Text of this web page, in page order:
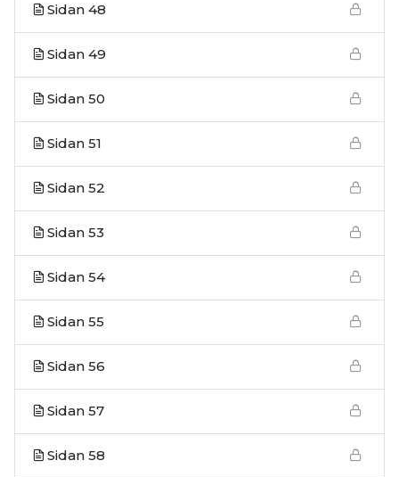
Sidan 48
Sidan 49
Sidan 50
Sidan 51
Sidan 52
Sidan 53
Sidan 54
Sidan 55
Sidan 56
Sidan 57
Sidan 58